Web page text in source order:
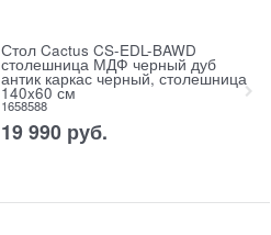
Стол Cactus CS-EDL-BAWD
столешница МДФ черный дуб
антик каркас черный, столешница
140x60 см
1658588
19 990 руб.